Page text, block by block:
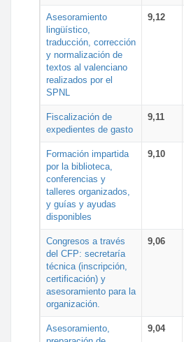
Asesoramiento
lingüístico,
traducción, corrección
y normalización de
textos al valenciano
realizados por el
SPNL
9,12
Fiscalización de
expedientes de gasto
9,11
Formación impartida
por la biblioteca,
conferencias y
talleres organizados,
y guías y ayudas
disponibles
9,10
Congresos a través
del CFP: secretaría
técnica (inscripción,
certificación) y
asesoramiento para la
organización.
9,06
Asesoramiento,
9,04